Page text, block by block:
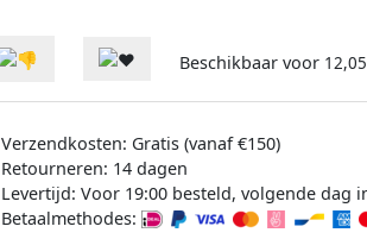
Beschikbaar voor 12,05
Verzendkosten: Gratis (vanaf €150)
Retourneren: 14 dagen
Levertijd: Voor 19:00 besteld, volgende dag
Betaalmethodes: